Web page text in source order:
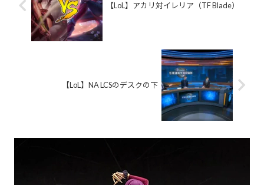
【LoL】アカリ対イレリア（TF Blade）
【LoL】NA LCSのデスクの下